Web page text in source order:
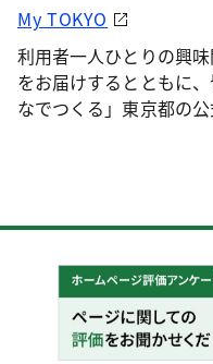
My TOKYO
利用者一人ひとりの興
をお届けするとともに
なでつくる」東京都の公